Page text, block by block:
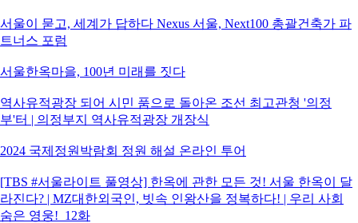
서울이 묻고, 세계가 답하다 Nexus 서울, Next100 총괄건축가 파
트너스 포럼
서울한옥마을, 100년 미래를 짓다
역사유적광장 되어 시민 품으로 돌아온 조선 최고관청 '의정
부'터 | 의정부지 역사유적광장 개장식
2024 국제정원박람회 정원 해설 온라인 투어
[TBS #서울라이트 풀영상] 한옥에 관한 모든 것! 서울 한옥이 달
라진다? | MZ대한외국인, 빗속 인왕산을 정복하다! | 우리 사회
숨은 영웅!_12화